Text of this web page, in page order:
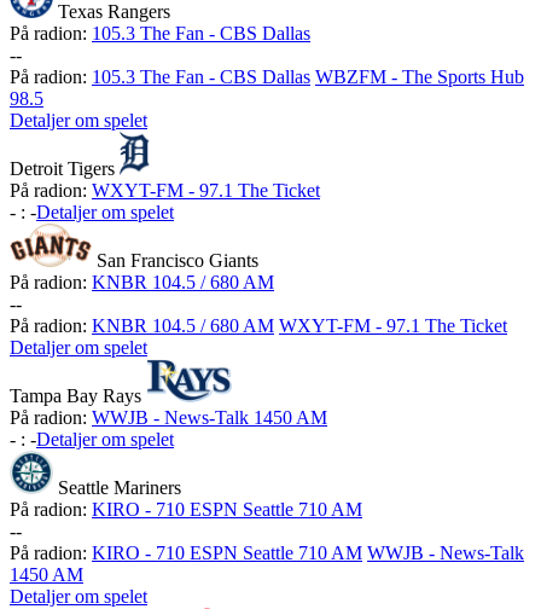
Texas Rangers
På radion: 105.3 The Fan - CBS Dallas
--
På radion: 105.3 The Fan - CBS Dallas WBZFM - The Sports Hub
98.5
Detaljer om spelet
Detroit Tigers
På radion: WXYT-FM - 97.1 The Ticket
- : -Detaljer om spelet
San Francisco Giants
På radion: KNBR 104.5 / 680 AM
--
På radion: KNBR 104.5 / 680 AM WXYT-FM - 97.1 The Ticket
Detaljer om spelet
Tampa Bay Rays
På radion: WWJB - News-Talk 1450 AM
- : -Detaljer om spelet
Seattle Mariners
På radion: KIRO - 710 ESPN Seattle 710 AM
--
På radion: KIRO - 710 ESPN Seattle 710 AM WWJB - News-Talk
1450 AM
Detaljer om spelet